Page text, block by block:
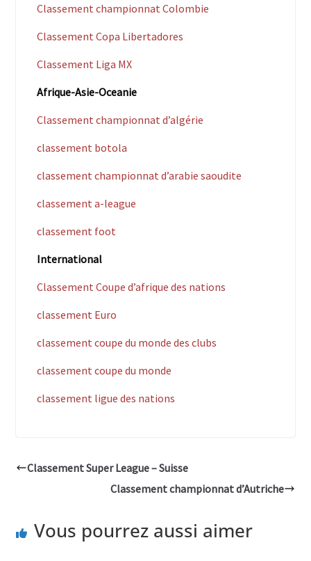
Classement championnat Colombie
Classement Copa Libertadores
Classement Liga MX
Afrique-Asie-Oceanie
Classement championnat d’algérie
classement botola
classement championnat d’arabie saoudite
classement a-league
classement foot
International
Classement Coupe d’afrique des nations
classement Euro
classement coupe du monde des clubs
classement coupe du monde
classement ligue des nations
Classement Super League – Suisse
Classement championnat d’Autriche
Vous pourrez aussi aimer